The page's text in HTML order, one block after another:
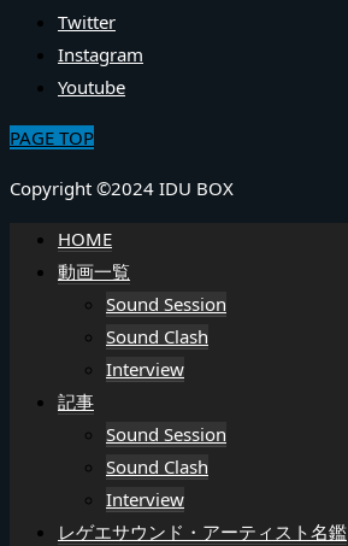
Twitter
Instagram
Youtube
PAGE TOP
Copyright ©2024 IDU BOX
HOME
動画一覧
Sound Session
Sound Clash
Interview
記事
Sound Session
Sound Clash
Interview
レゲエサウンド・アーティスト名鑑